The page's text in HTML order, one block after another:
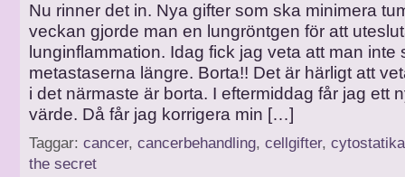
Nu rinner det in. Nya gifter som ska minimera
veckan gjorde man en lungröntgen för att
lunginflammation. Idag fick jag veta att man inte
metastaserna längre. Borta!! Det är härligt att
i det närmaste är borta. I eftermiddag får jag ett
värde. Då får jag korrigera min […]
Taggar: cancer, cancerbehandling, cellgifter, cytostatika
the secret